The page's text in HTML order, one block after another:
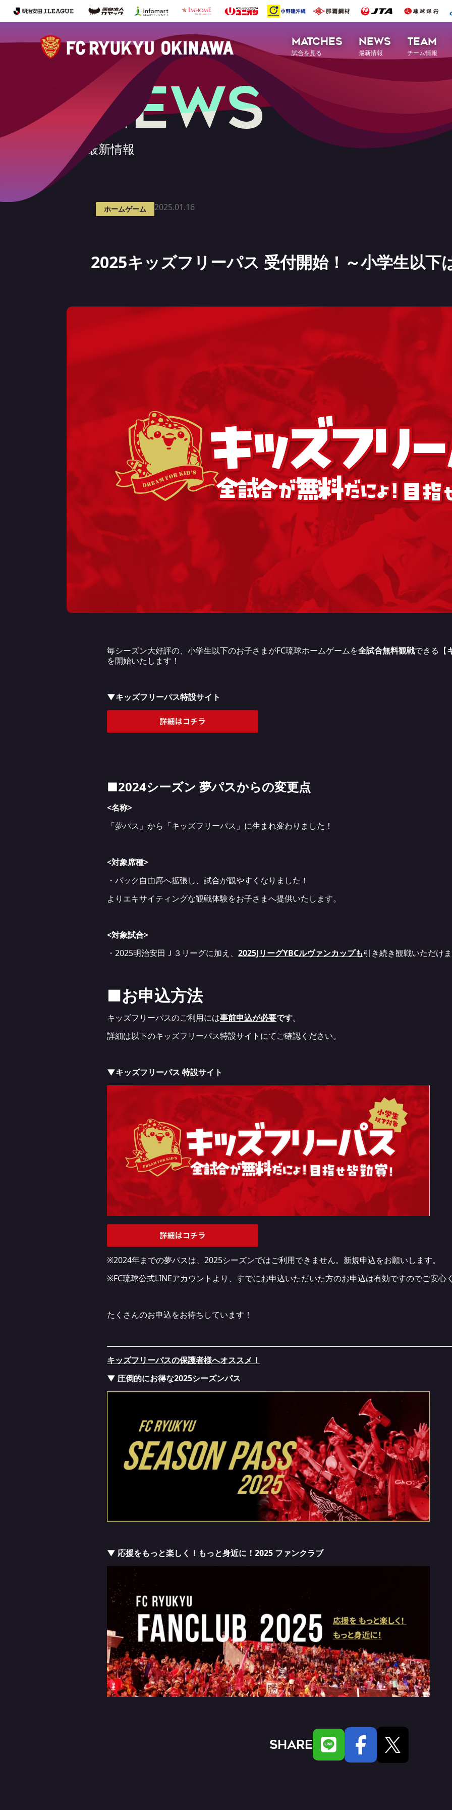
MATCHES
試合を見る
NEWS
最新情報
TEAM
チーム情報
NEWS
最新情報
ホームゲーム 2025.01.16
2025キッズフリーパス 受付開始！～小学生以下
毎シーズン大好評の、小学生以下のお子さまがFC琉球ホームゲームを全試合無料観戦できる【
を開始いたします！
▼キッズフリーパス特設サイト
■2024シーズン 夢パスからの変更点
<名称>
「夢パス」から「キッズフリーパス」に生まれ変わりました！
<対象席種>
・バック自由席へ拡張し、試合が観やすくなりました！
よりエキサイティングな観戦体験をお子さまへ提供いたします。
<対象試合>
・2025明治安田Ｊ３リーグに加え、 2025JリーグYBCルヴァンカップも引き続き観戦いただけ
■お申込方法
キッズフリーパスのご利用には事前申込が必要です。
詳細は以下のキッズフリーパス特設サイトにてご確認ください。
▼キッズフリーパス 特設サイト
※2024年までの夢パスは、2025シーズンではご利用できません。新規申込をお願いします。
※FC琉球公式LINEアカウントより、すでにお申込いただいた方のお申込は有効ですのでご安心
たくさんのお申込をお待ちしています！
キッズフリーパスの保護者様へオススメ！
▼ 圧倒的にお得な2025シーズンパス
▼ 応援をもっと楽しく！もっと身近に！2025 ファンクラブ
SHARE